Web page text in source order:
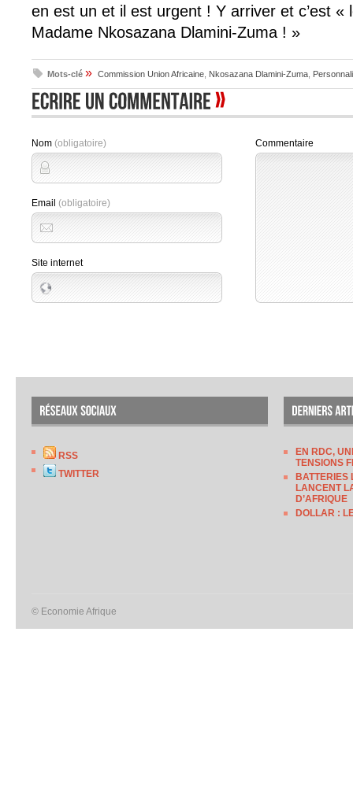
en est un et il est urgent ! Y arriver et c’est «
Madame Nkosazana Dlamini-Zuma ! »
Mots-clé » Commission Union Africaine Nkosazana Dlamini-Zuma
Nom (obligatoire)
Email (obligatoire)
Site internet
Commentaire
RSS
TWITTER
EN RDC,
TENSIONS
BATTERIES
LANCENT
D’AFRIQUE
DOLLAR :
© Economie Afrique